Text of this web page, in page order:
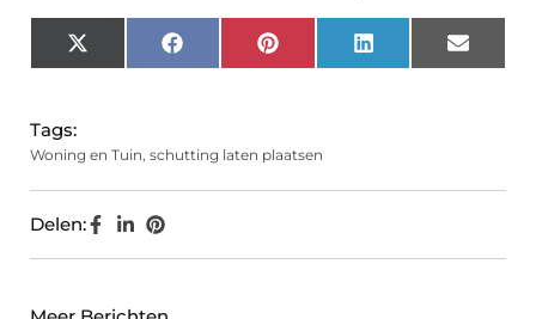
X
(Twitter)
FacebookPinterest LinkedIn Email
Tags:
Woning en Tuin, schutting laten plaatsen
Delen: